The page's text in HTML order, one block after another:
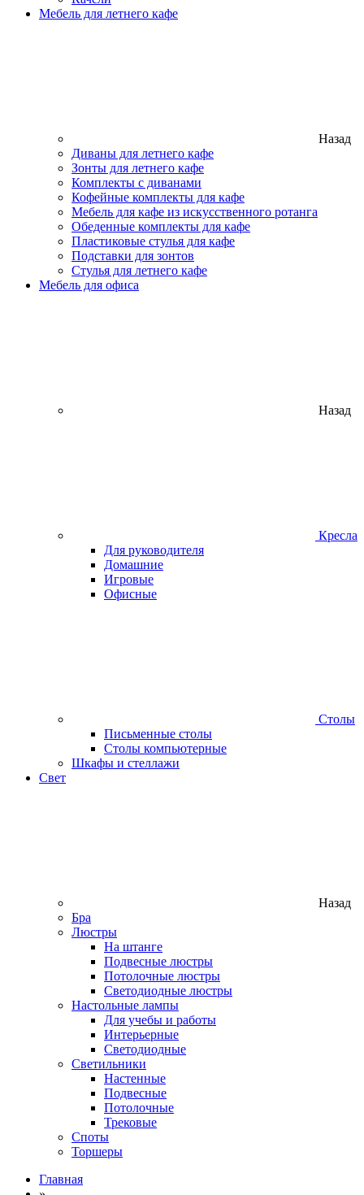
Мебель для летнего кафе
Назад
Диваны для летнего кафе
Зонты для летнего кафе
Комплекты с диванами
Кофейные комплекты для кафе
Мебель для кафе из искусственного ротанга
Обеденные комплекты для кафе
Пластиковые стулья для кафе
Подставки для зонтов
Стулья для летнего кафе
Мебель для офиса
Назад
Кресла
Для руководителя
Домашние
Игровые
Офисные
Столы
Письменные столы
Столы компьютерные
Шкафы и стеллажи
Свет
Назад
Бра
Люстры
На штанге
Подвесные люстры
Потолочные люстры
Светодиодные люстры
Настольные лампы
Для учебы и работы
Интерьерные
Светодиодные
Светильники
Настенные
Подвесные
Потолочные
Трековые
Споты
Торшеры
Главная